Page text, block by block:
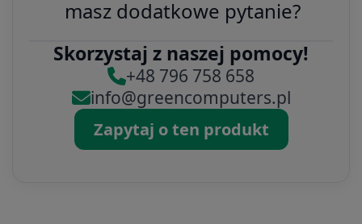
masz dodatkowe pytanie?
Skorzystaj z naszej pomocy!
+48 796 758 658
info@greencomputers.pl
Zapytaj o ten produkt